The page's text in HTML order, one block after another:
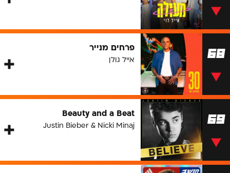
68 פרחים מנייר
אייל גולן
69
Beauty and a Beat
Justin Bieber & Nicki Minaj